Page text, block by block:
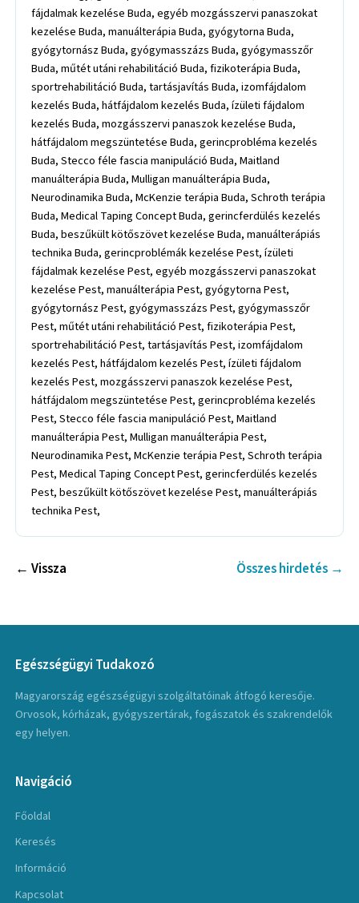
fájdalmak kezelése Buda, egyéb mozgásszervi panaszokat
kezelése Buda, manuálterápia Buda, gyógytorna Buda,
gyógytornász Buda, gyógymasszázs Buda, gyógymasszőr
Buda, műtét utáni rehabilitáció Buda, fizikoterápia Buda,
sportrehabilitáció Buda, tartásjavítás Buda, izomfájdalom
kezelés Buda, hátfájdalom kezelés Buda, ízületi fájdalom
kezelés Buda, mozgásszervi panaszok kezelése Buda,
hátfájdalom megszüntetése Buda, gerincprobléma kezelés
Buda, Stecco féle fascia manipuláció Buda, Maitland
manuálterápia Buda, Mulligan manuálterápia Buda,
Neurodinamika Buda, McKenzie terápia Buda, Schroth terápia
Buda, Medical Taping Concept Buda, gerincferdülés kezelés
Buda, beszűkült kötőszövet kezelése Buda, manuálterápiás
technika Buda, gerincproblémák kezelése Pest, ízületi
fájdalmak kezelése Pest, egyéb mozgásszervi panaszokat
kezelése Pest, manuálterápia Pest, gyógytorna Pest,
gyógytornász Pest, gyógymasszázs Pest, gyógymasszőr
Pest, műtét utáni rehabilitáció Pest, fizikoterápia Pest,
sportrehabilitáció Pest, tartásjavítás Pest, izomfájdalom
kezelés Pest, hátfájdalom kezelés Pest, ízületi fájdalom
kezelés Pest, mozgásszervi panaszok kezelése Pest,
hátfájdalom megszüntetése Pest, gerincprobléma kezelés
Pest, Stecco féle fascia manipuláció Pest, Maitland
manuálterápia Pest, Mulligan manuálterápia Pest,
Neurodinamika Pest, McKenzie terápia Pest, Schroth terápia
Pest, Medical Taping Concept Pest, gerincferdülés kezelés
Pest, beszűkült kötőszövet kezelése Pest, manuálterápiás
technika Pest,
← Vissza Összes hirdetés →
Egészségügyi Tudakozó
Magyarország egészségügyi szolgáltatóinak átfogó keresője.
Orvosok, kórházak, gyógyszertárak, fogászatok és szakrendelők
egy helyen.
Navigáció
Főoldal
Keresés
Információ
Kapcsolat